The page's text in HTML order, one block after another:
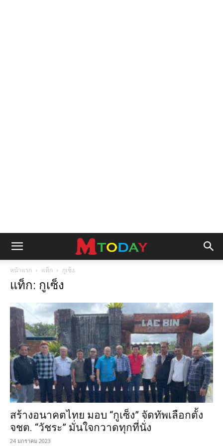
หน้าแรก แท็ก กูเซ็ง
แท็ก: กูเซ็ง
สร้างอนาคตไทย มอบ “กูเซ็ง” จัดทัพเลือกตั้ง
จชต. “วัชระ” มั่นใจกวาดทุกที่นั่ง
24 มกราคม 2023